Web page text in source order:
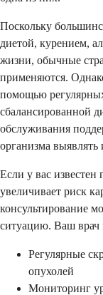
Поскольку
диетой, курением,
жизни, обычные
применяются.
помощью
сбалансированной
обслуживания
организма выявлять
Если у вас
увеличивает риск
консультирование
ситуацию. Ваш врач
Регулярные
опухолей
Мониторинг